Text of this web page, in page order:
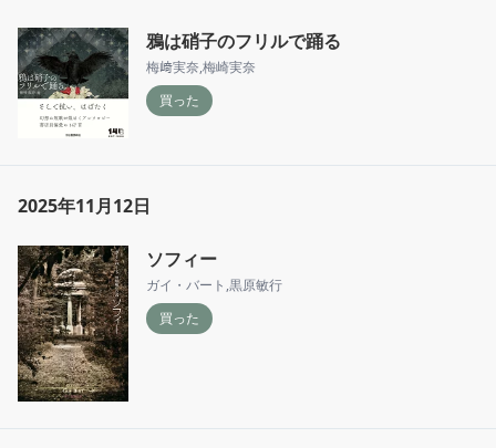
鴉は硝子のフリルで踊る
梅﨑実奈,梅崎実奈
買った
2025年11月12日
ソフィー
ガイ・バート ,黒原敏行
買った